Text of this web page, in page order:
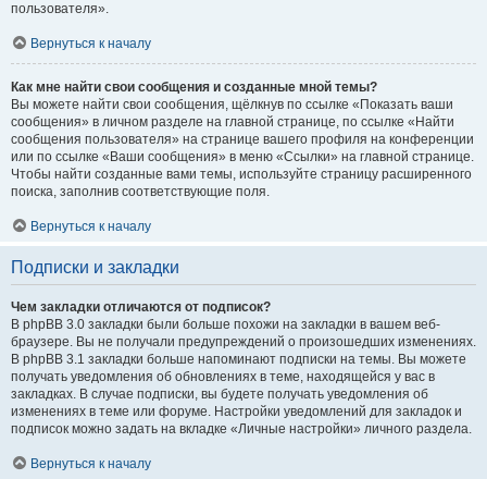
пользователя».
Вернуться к началу
Как мне найти свои сообщения и созданные мной темы?
Вы можете найти свои сообщения, щёлкнув по ссылке «Показать ваши
сообщения» в личном разделе на главной странице, по ссылке «Найти
сообщения пользователя» на странице вашего профиля на конференции
или по ссылке «Ваши сообщения» в меню «Ссылки» на главной странице.
Чтобы найти созданные вами темы, используйте страницу расширенного
поиска, заполнив соответствующие поля.
Вернуться к началу
Подписки и закладки
Чем закладки отличаются от подписок?
В phpBB 3.0 закладки были больше похожи на закладки в вашем веб-
браузере. Вы не получали предупреждений о произошедших изменениях.
В phpBB 3.1 закладки больше напоминают подписки на темы. Вы можете
получать уведомления об обновлениях в теме, находящейся у вас в
закладках. В случае подписки, вы будете получать уведомления об
изменениях в теме или форуме. Настройки уведомлений для закладок и
подписок можно задать на вкладке «Личные настройки» личного раздела.
Вернуться к началу